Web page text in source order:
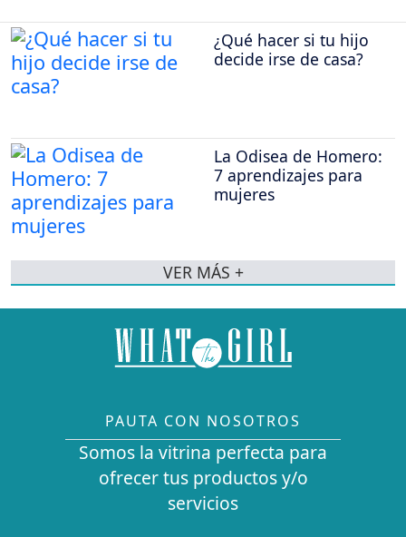
¿Qué hacer si tu hijo
decide irse de casa?
La Odisea de Homero:
7 aprendizajes para
mujeres
VER MÁS +
PAUTA CON NOSOTROS
Somos la vitrina perfecta para
ofrecer tus productos y/o
servicios